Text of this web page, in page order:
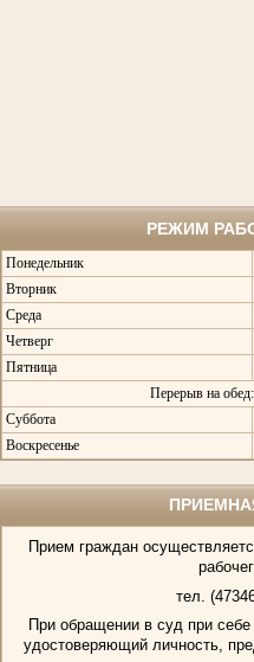
РЕЖИМ
Понедельник
Вторник
Среда
Четверг
Пятница
Перерыв на
Суббота
Воскресенье
Прием граждан
тел.
При обращении в суд при
удостоверяющий личность,